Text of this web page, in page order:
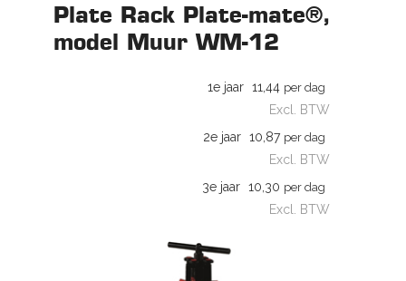
Plate Rack Plate-mate®,
model Muur WM-12
1e jaar 11,44 per dag
Excl. BTW
2e jaar 10,87 per dag
Excl. BTW
3e jaar 10,30 per dag
Excl. BTW